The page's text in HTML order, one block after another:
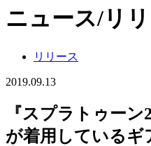
ニュース/リ
リリース
2019.09.13
『スプラトゥー
が着用している